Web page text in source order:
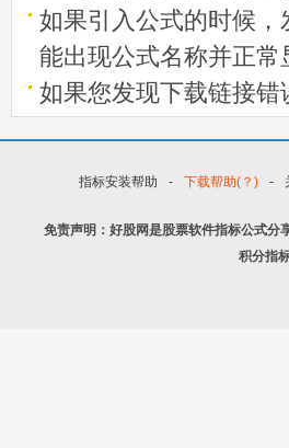
如果引入公式的时候
能出现公式名称并正
如果您发现下载链接错
指标安装帮助 - 下载帮助(？) -
免责声明：好股网是股票软件指标公式分
积分指